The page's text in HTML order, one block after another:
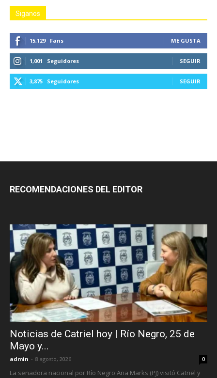
Siganos
15,129 Fans ME GUSTA
1,001 Seguidores SEGUIR
3,875 Seguidores SEGUIR
RECOMENDACIONES DEL EDITOR
Noticias de Catriel hoy | Río Negro, 25 de
Mayo y...
admin - 8 agosto, 2026 0
La senadora nacional por Río Negro Ana Marks (PJ) visitó Catriel y